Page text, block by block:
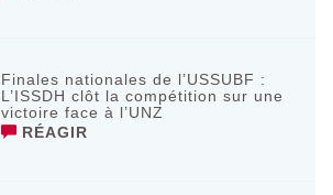
Finales nationales de l’USSUBF :
L’ISSDH clôt la compétition sur une
victoire face à l’UNZ
RÉAGIR